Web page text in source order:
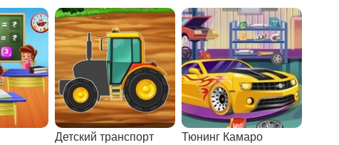
Детский транспорт Тюнинг Камаро